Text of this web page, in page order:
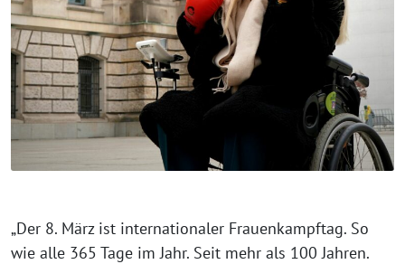
„Der 8. März ist internationaler Frauenkampftag. So
wie alle 365 Tage im Jahr. Seit mehr als 100 Jahren.